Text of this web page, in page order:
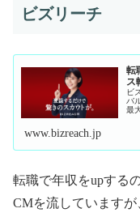
ビズリーチ
転
ス
ビ
バ
最
www.bizreach.jp
転職で年収をupする
CMを流しています